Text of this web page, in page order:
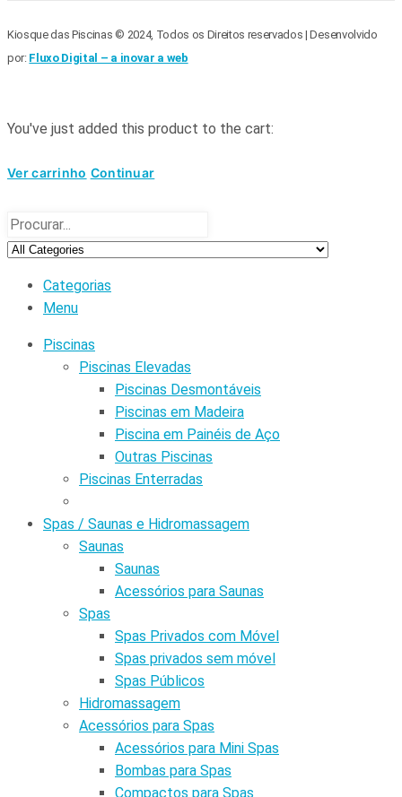
Kiosque das Piscinas © 2024, Todos os Direitos reservados | Desenvolvido
por: Fluxo Digital – a inovar a web
You've just added this product to the cart:
Ver carrinho Continuar
Categorias
Menu
Piscinas
Piscinas Elevadas
Piscinas Desmontáveis
Piscinas em Madeira
Piscina em Painéis de Aço
Outras Piscinas
Piscinas Enterradas
Spas / Saunas e Hidromassagem
Saunas
Saunas
Acessórios para Saunas
Spas
Spas Privados com Móvel
Spas privados sem móvel
Spas Públicos
Hidromassagem
Acessórios para Spas
Acessórios para Mini Spas
Bombas para Spas
Compactos para Spas